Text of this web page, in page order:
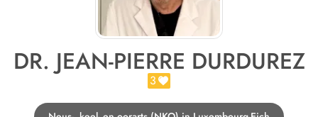
DR. JEAN-PIERRE DURDUREZ
3